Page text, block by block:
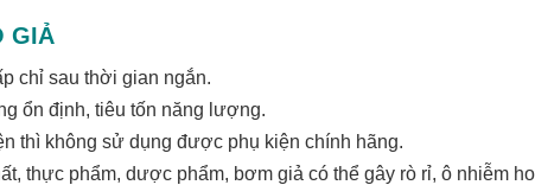
GIẢ
chỉ sau thời gian ngắn.
ổn định, tiêu tốn năng lượng.
thì không sử dụng được phụ kiện chính hãng.
thực phẩm, dược phẩm, bơm giả có thể gây rò rỉ, ô nhiễm